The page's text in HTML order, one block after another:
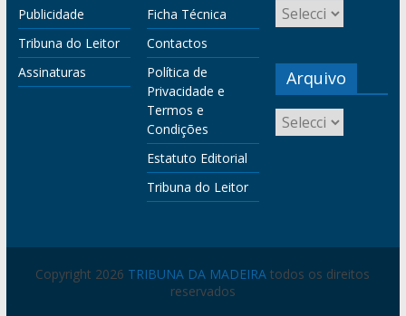
Publicidade
Tribuna do Leitor
Assinaturas
Ficha Técnica
Contactos
Política de
Privacidade e
Termos e
Condições
Estatuto Editorial
Tribuna do Leitor
Arquivo
Copyright 2026 TRIBUNA DA MADEIRA todos os direitos
reservados